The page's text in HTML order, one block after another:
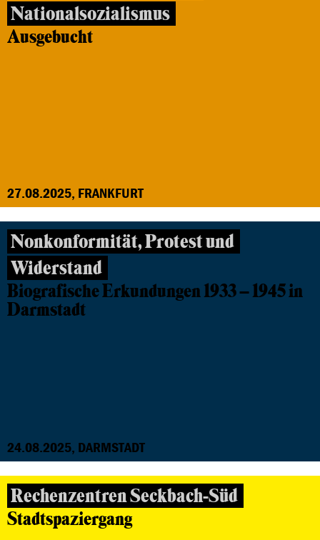
Nationalsozialismus
Ausgebucht
27.08.2025, FRANKFURT
Nonkonformität, Protest und
Widerstand
Biografische Erkundungen 1933 – 1945 in
Darmstadt
24.08.2025, DARMSTADT
Rechenzentren Seckbach-Süd
Stadtspaziergang